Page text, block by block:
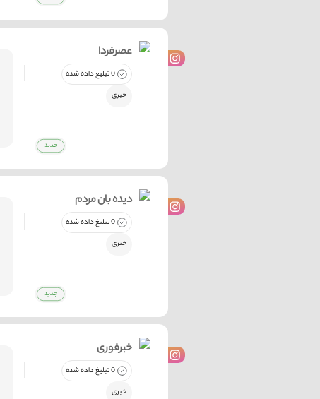
عصرفردا
0 تبلیغ داده شده
خبری
دیده بان مردم
0 تبلیغ داده شده
خبری
خبرفوری
0 تبلیغ داده شده
خبری